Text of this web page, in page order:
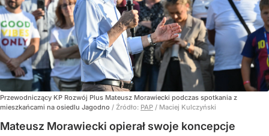
Przewodniczący KP Rozwój Plus Mateusz Morawiecki podczas spotkania z
mieszkańcami na osiedlu Jagodno / Źródło: PAP / Maciej Kulczyński
Mateusz Morawiecki opierał swoje koncepcje